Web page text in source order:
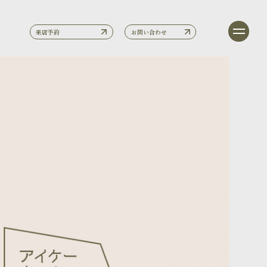
来店予約 お問い合わせ